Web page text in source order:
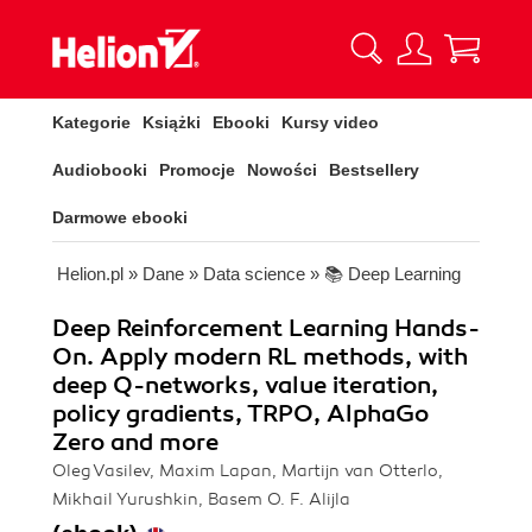
Kategorie Książki Ebooki Kursy video
Audiobooki Promocje Nowości Bestsellery
Darmowe ebooki
Helion.pl » Dane » Data science » 📚 Deep Learning
Deep Reinforcement Learning Hands-
On. Apply modern RL methods, with
deep Q-networks, value iteration,
policy gradients, TRPO, AlphaGo
Zero and more
Oleg Vasilev, Maxim Lapan, Martijn van Otterlo,
Mikhail Yurushkin, Basem O. F. Alijla